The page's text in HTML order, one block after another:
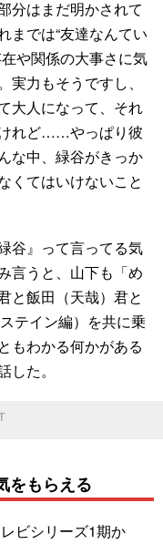
分はまだ明かされて
までは“友達なんてい
や関係の大事さに気
力もそうですし、
大人になって、それ
れど……やっぱり彼
な中、緑谷がきっか
くてはいけないこと
谷』って言ってる気
言うと、山下も「め
と飯田（天哉）君と
テイン編）を共に乗
もわかる何かがある
た。
をもらえる
ビシリーズ1期か